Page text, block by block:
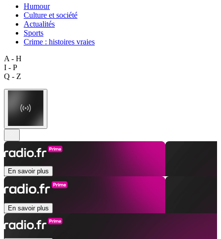
Humour
Culture et société
Actualités
Sports
Crime : histoires vraies
A - H
I - P
Q - Z
En savoir plus
En savoir plus